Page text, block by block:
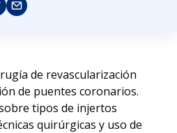
de revascularización
de puentes coronarios.
tipos de injertos
quirúrgicas y uso de